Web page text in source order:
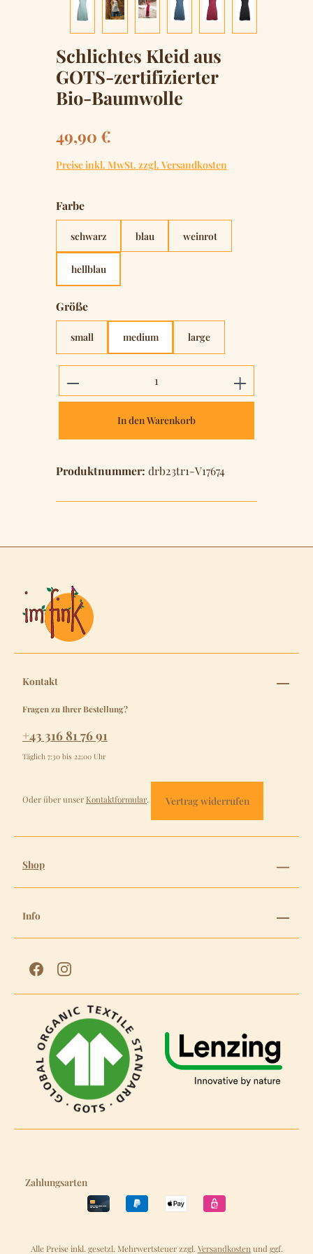
Schlichtes Kleid aus
GOTS-zertifizierter
Bio-Baumwolle
Regulärer Preis:
49,90 €
Preise inkl. MwSt. zzgl. Versandkosten
Farbeauswählen
schwarz blau weinrot
hellblau
Größeauswählen
small medium large
Produkt Anzahl: Gib den
In den Warenkorb
Produktnummer: drb23tr1-V17674
Kontakt
Fragen zu Ihrer Bestellung?
+43 316 81 76 91
Täglich 7:30 bis 22:00 Uhr
Oder über unser Kontaktformular. Vertrag widerrufen
Shop
Info
Zahlungsarten
Alle Preise inkl. gesetzl. Mehrwertsteuer zzgl. Versandkosten und ggf.